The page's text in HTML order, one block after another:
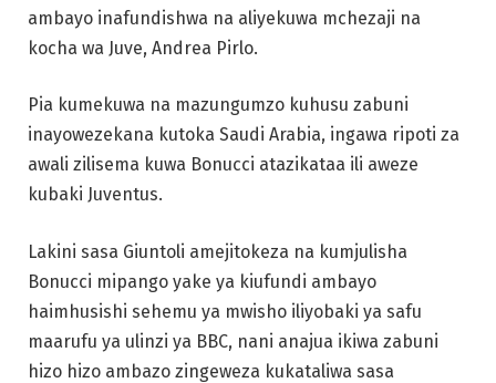
ambayo inafundishwa na aliyekuwa mchezaji na
kocha wa Juve, Andrea Pirlo.
Pia kumekuwa na mazungumzo kuhusu zabuni
inayowezekana kutoka Saudi Arabia, ingawa ripoti za
awali zilisema kuwa Bonucci atazikataa ili aweze
kubaki Juventus.
Lakini sasa Giuntoli amejitokeza na kumjulisha
Bonucci mipango yake ya kiufundi ambayo
haimhusishi sehemu ya mwisho iliyobaki ya safu
maarufu ya ulinzi ya BBC, nani anajua ikiwa zabuni
hizo hizo ambazo zingeweza kukataliwa sasa